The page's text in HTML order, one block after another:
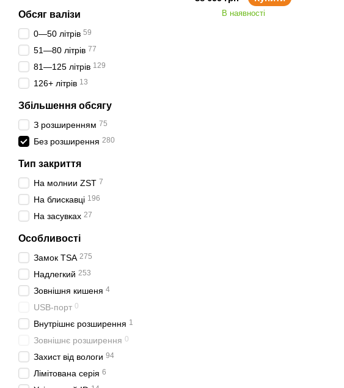
В наявності
Обсяг валізи
0—50 літрів 59
51—80 літрів 77
81—125 літрів 129
126+ літрів 13
Збільшення обсягу
З розширенням 75
Без розширення 280
Тип закриття
На молнии ZST 7
На блискавці 196
На засувках 27
Особливості
Замок TSA 275
Надлегкий 253
Зовнішня кишеня 4
USB-порт 0
Внутрішнє розширення 1
Зовнішнє розширення 0
Захист від вологи 94
Лімітована серія 6